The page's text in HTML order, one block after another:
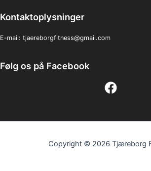
Kontaktoplysninger
E-mail: tjaereborgfitness@gmail.com
Følg os på Facebook
Copyright © 2026 Tjæreborg